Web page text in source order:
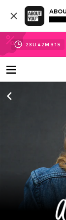
23U 42M 28 S